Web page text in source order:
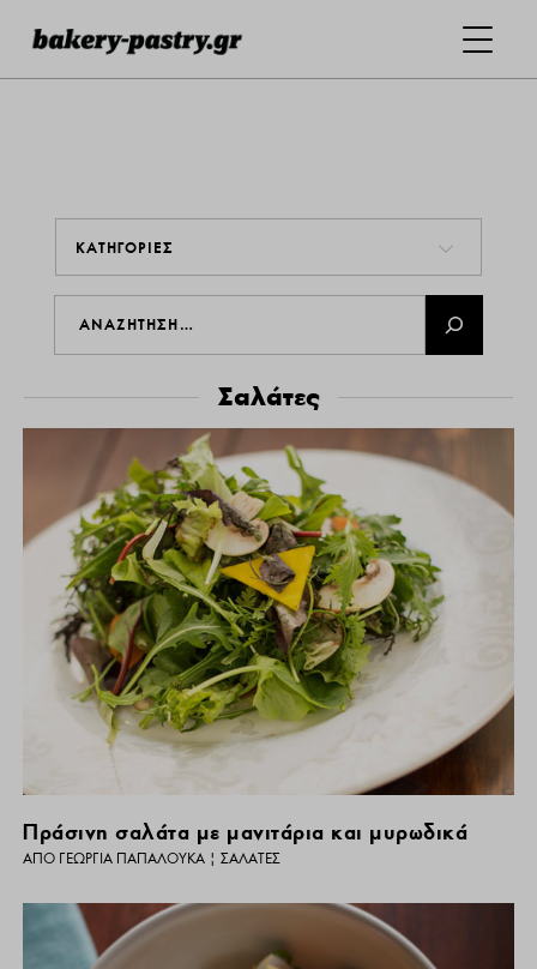
ΚΑΤΗΓΟΡΙΕΣ
Σαλάτες
Πράσινη σαλάτα με μανιτάρια και μυρωδικά
ΑΠΌ ΓΕΩΡΓΊΑ ΠΑΠΑΛΟΥΚΆ |ΣΑΛΆΤΕΣ